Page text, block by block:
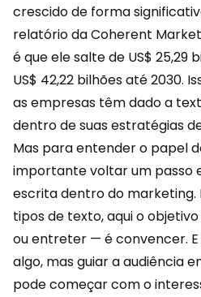
crescido de forma
relatório da Coherent
é que ele salte de US$ 25,29
US$ 42,22 bilhões até 2030.
as empresas têm dado a
dentro de suas estratégias
Mas para entender o papel
importante voltar um passo
escrita dentro do marketing.
tipos de texto, aqui o
ou entreter — é convencer.
algo, mas guiar a audiência
pode começar com o